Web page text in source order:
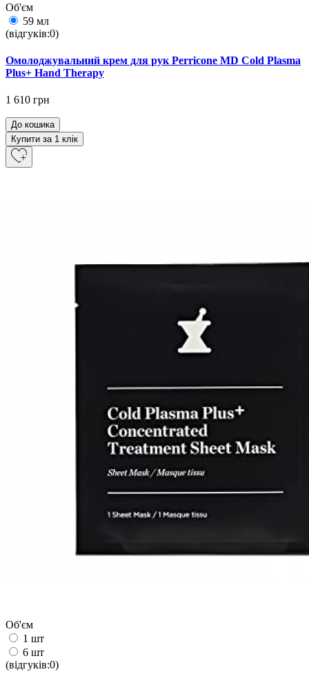
Об'єм
59 мл
(відгуків:0)
Омолоджувальний крем для рук Perricone MD Cold Plasma
Plus+ Hand Therapy
1 610 грн
До кошика
Купити за 1 клiк
Об'єм
1 шт
6 шт
(відгуків:0)